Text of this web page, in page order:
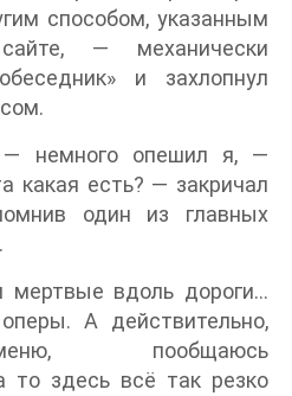
способом, указанным
— механически
и захлопнул
немного опешил я, —
какая есть? — закричал
один из главных
вдоль дороги…
А действительно,
пообщаюсь
то здесь всё так резко